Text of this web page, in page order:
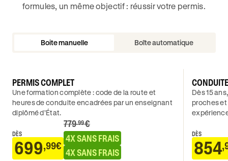
formules, un même objectif : réussir votre permis.
Boite manuelle Boîte automatique
PERMIS COMPLET
Une formation complète : code de la route et
heures de conduite encadrées par un enseignant
diplômé d’État.
DÈS
699,99€
779 .99€
4X SANS FRAIS
4X SANS FRAIS
Dès 15
proches
DÈS
854